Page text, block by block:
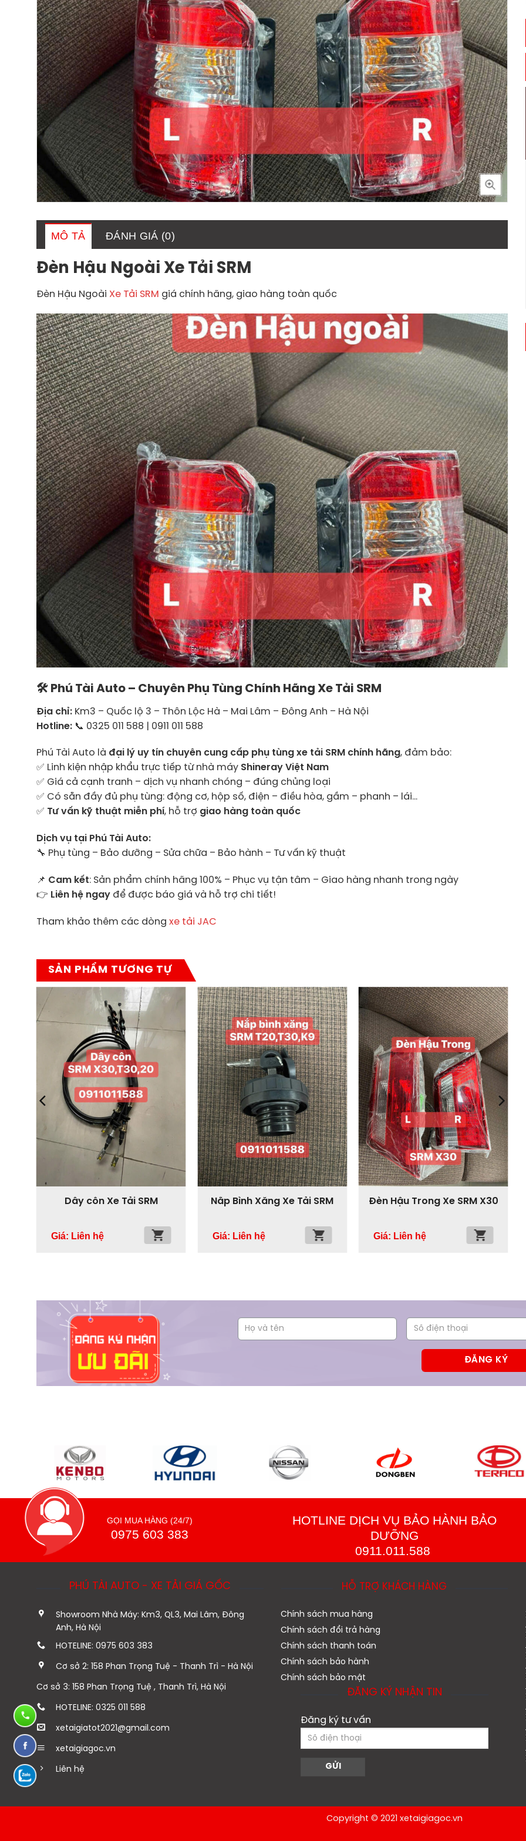
MÔ TẢ ĐÁNH GIÁ (0)
Đèn Hậu Ngoài Xe Tải SRM
Đèn Hậu Ngoài Xe Tải SRM giá chính hãng, giao hàng toàn quốc
🛠 Phú Tài Auto – Chuyên Phụ Tùng Chính Hãng Xe Tải SRM
Địa chỉ: Km3 – Quốc lộ 3 – Thôn Lộc Hà – Mai Lâm – Đông Anh – Hà Nội
Hotline: 📞 0325 011 588 | 0911 011 588
Phú Tài Auto là đại lý uy tín chuyên cung cấp phụ tùng xe tải SRM chính hãng, đảm bảo:
✅ Linh kiện nhập khẩu trực tiếp từ nhà máy Shineray Việt Nam
✅ Giá cả cạnh tranh – dịch vụ nhanh chóng – đúng chủng loại
✅ Có sẵn đầy đủ phụ tùng: động cơ, hộp số, điện – điều hòa, gầm – phanh – lái…
✅ Tư vấn kỹ thuật miễn phí, hỗ trợ giao hàng toàn quốc
Dịch vụ tại Phú Tài Auto:
🔧 Phụ tùng – Bảo dưỡng – Sửa chữa – Bảo hành – Tư vấn kỹ thuật
📌 Cam kết: Sản phẩm chính hãng 100% – Phục vụ tận tâm – Giao hàng nhanh trong ngày
👉 Liên hệ ngay để được báo giá và hỗ trợ chi tiết!
Tham khảo thêm các dòng xe tải JAC
SẢN PHẨM TƯƠNG TỰ
Dây côn Xe Tải SRM
Giá: Liên hệ
Nắp Bình Xăng Xe Tải SRM
Giá: Liên hệ
Đèn Hậu Trong Xe SRM X30
Giá: Liên hệ
GỌI MUA HÀNG (24/7)
0975 603 383
HOTLINE DỊCH VỤ BẢO HÀNH BẢO
DƯỠNG
0911.011.588
PHÚ TÀI AUTO - XE TẢI GIÁ GỐC
Showroom Nhà Máy: Km3, QL3, Mai Lâm, Đông
Anh, Hà Nội
HOTELINE: 0975 603 383
Cơ sở 2: 158 Phan Trọng Tuệ - Thanh Trì - Hà Nội
Cơ sở 3: 158 Phan Trọng Tuệ , Thanh Trì, Hà Nội
HOTELINE: 0325 011 588
xetaigiatot2021@gmail.com
xetaigiagoc.vn
Liên hệ
HỖ TRỢ KHÁCH HÀNG
Chính sách mua hàng
Chính sách đổi trả hàng
Chính sách thanh toán
Chính sách bảo hành
Chính sách bảo mật
ĐĂNG KÝ NHẬN TIN
Đăng ký tư vấn
Copyright © 2021 xetaigiagoc.vn